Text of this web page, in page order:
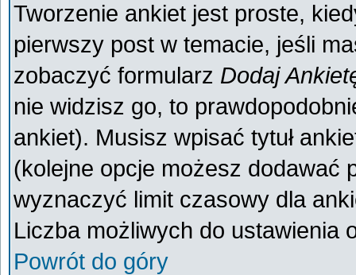
Tworzenie ankiet jest proste,
pierwszy post w temacie, jeśli
zobaczyć formularz Dodaj
nie widzisz go, to
ankiet). Musisz wpisać tytuł
(kolejne opcje możesz dodawać
wyznaczyć limit czasowy dla
Liczba możliwych do ustawienia
Powrót do góry